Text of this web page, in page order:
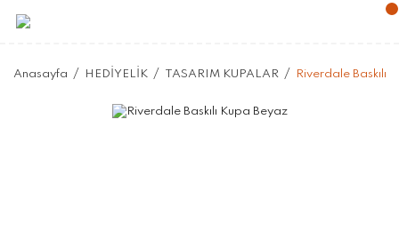
Anasayfa HEDİYELİK TASARIM KUPALAR Riverdale Baskılı